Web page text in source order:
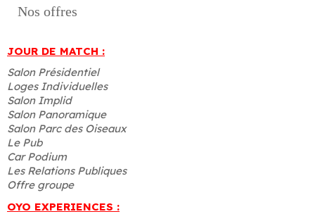
Nos offres
JOUR DE MATCH :
Salon Présidentiel
Loges Individuelles
Salon Implid
Salon Panoramique
Salon Parc des Oiseaux
Le Pub
Car Podium
Les Relations Publiques
Offre groupe
OYO EXPERIENCES :